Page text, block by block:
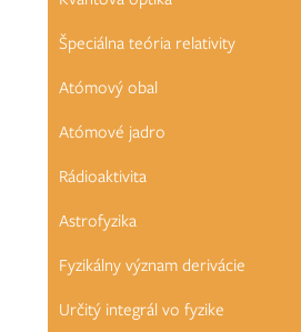
Špeciálna teória relativity
Atómový obal
Atómové jadro
Rádioaktivita
Astrofyzika
Fyzikálny význam derivácie
Určitý integrál vo fyzike